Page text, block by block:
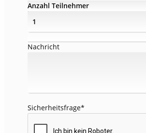
Anzahl Teilnehmer
Nachricht
Sicherheitsfrage*